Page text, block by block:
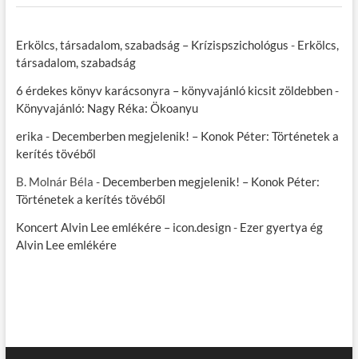
Erkölcs, társadalom, szabadság – Krízispszichológus - Erkölcs,
társadalom, szabadság
6 érdekes könyv karácsonyra – könyvajánló kicsit zöldebben-
Könyvajánló: Nagy Réka: Ökoanyu
erika - Decemberben megjelenik! – Konok Péter: Történetek a
kerítés tövéből
B. Molnár Béla - Decemberben megjelenik! – Konok Péter:
Történetek a kerítés tövéből
Koncert Alvin Lee emlékére – icon.design- Ezer gyertya ég
Alvin Lee emlékére